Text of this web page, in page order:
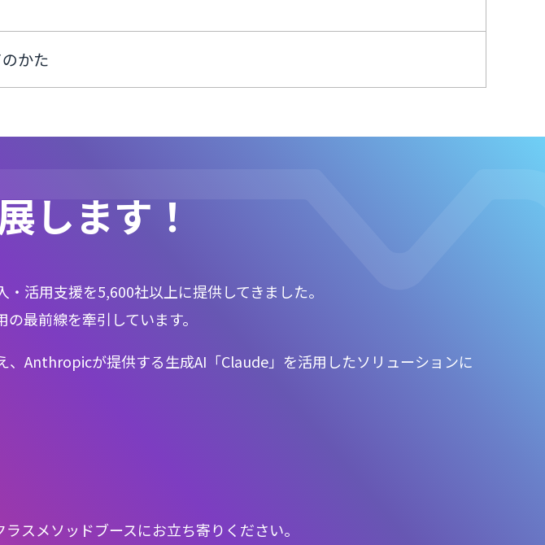
かた
します！
活用支援を5,600社以上に提供してきました。
最前線を牽引しています。
Anthropicが提供する生成AI「Claude」を活用したソリューションに
スメソッドブースにお立ち寄りください。